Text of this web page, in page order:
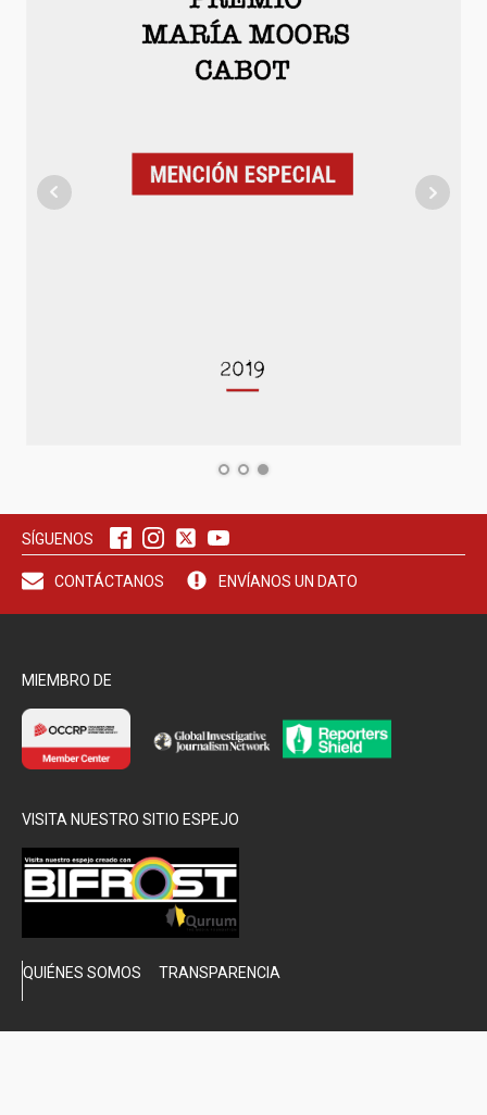
SÍGUENOS
CONTÁCTANOS ENVÍANOS UN DATO
MIEMBRO DE
VISITA NUESTRO SITIO ESPEJO
QUIÉNES SOMOS TRANSPARENCIA